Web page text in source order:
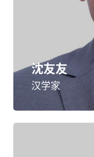
沈友友
汉学家